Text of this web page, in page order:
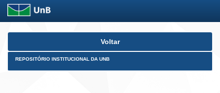
Skip
Voltar
REPOSITÓRIO INSTITUCIONAL DA UNB